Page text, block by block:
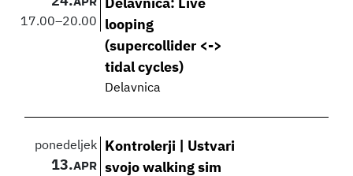
17.00–20.00
Delavnica: Live
looping
(supercollider <->
tidal cycles)
Delavnica
ponedeljek
13.APR
Kontrolerji | Ustvari
svojo walking sim